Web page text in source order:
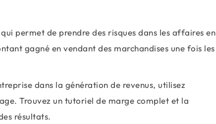
permet de prendre des risques dans les affaires en
gagné en vendant des marchandises une fois les
dans la génération de revenus, utilisez
Trouvez un tutoriel de marge complet et la
résultats.